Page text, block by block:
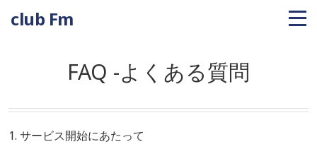
club Fm
FAQ -よくある質問
1. サービス開始にあたって